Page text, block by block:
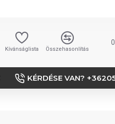
Kívánságlista Összehasonlítás
KÉRDÉSE VAN?